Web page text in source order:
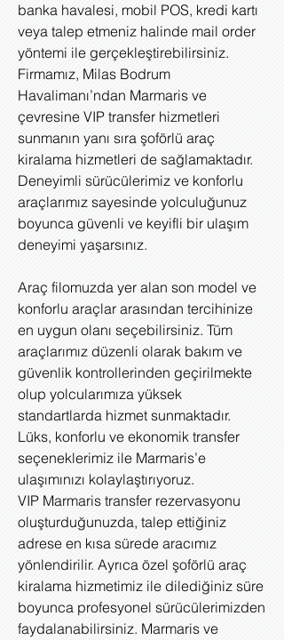
banka havalesi, mobil POS, kredi kartı
veya talep etmeniz halinde mail order
yöntemi ile gerçekleştirebilirsiniz.
Firmamız, Milas Bodrum
Havalimanı’ndan Marmaris ve
çevresine VIP transfer hizmetleri
sunmanın yanı sıra şoförlü araç
kiralama hizmetleri de sağlamaktadır.
Deneyimli sürücülerimiz ve konforlu
araçlarımız sayesinde yolculuğunuz
boyunca güvenli ve keyifli bir ulaşım
deneyimi yaşarsınız.
Araç filomuzda yer alan son model ve
konforlu araçlar arasından tercihinize
en uygun olanı seçebilirsiniz. Tüm
araçlarımız düzenli olarak bakım ve
güvenlik kontrollerinden geçirilmekte
olup yolcularımıza yüksek
standartlarda hizmet sunmaktadır.
Lüks, konforlu ve ekonomik transfer
seçeneklerimiz ile Marmaris’e
ulaşımınızı kolaylaştırıyoruz.
VIP Marmaris transfer rezervasyonu
oluşturduğunuzda, talep ettiğiniz
adrese en kısa sürede aracımız
yönlendirilir. Ayrıca özel şoförlü araç
kiralama hizmetimiz ile dilediğiniz süre
boyunca profesyonel sürücülerimizden
faydalanabilirsiniz. Marmaris ve